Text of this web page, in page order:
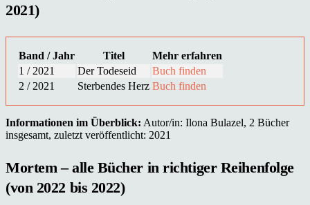
2021)
Band / Jahr Titel
Mehr erfahren
1 / 2021
Der Todeseid
Buch finden
2 / 2021
Sterbendes Herz Buch finden
Informationen im Überblick: Autor/in: Ilona Bulazel, 2 Bücher
insgesamt, zuletzt veröffentlicht: 2021
Mortem – alle Bücher in richtiger Reihenfolge
(von 2022 bis 2022)